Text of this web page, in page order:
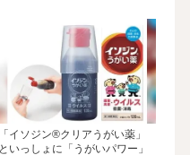
「イソジン®クリアうがい薬」
といっしょに「うがいパワー」